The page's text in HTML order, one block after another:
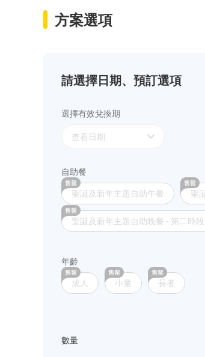
方案選項
請選擇日期、預訂選項
選擇有效兌換期
查看日期 expand_more
自助餐
聖誕及新年主題自助午餐 聖
聖誕及新年主題自助晚餐 - 第二時
年齡
成人 小童 長者
數量